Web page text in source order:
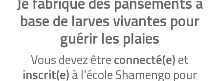
base de larves vivantes pour
guérir les plaies
Vous devez êtreconnecté(e)et
inscrit(e)à l'école Shamengo pour